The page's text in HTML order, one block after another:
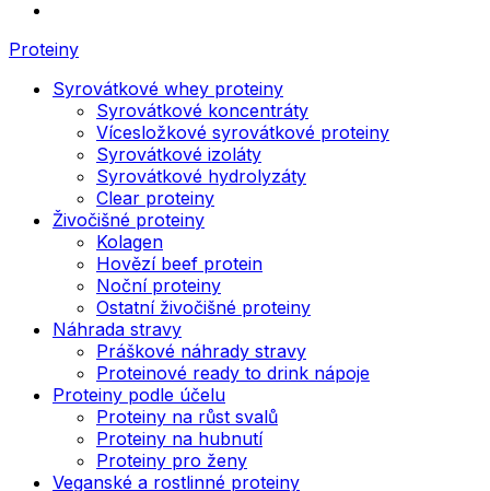
Proteiny
Syrovátkové whey proteiny
Syrovátkové koncentráty
Vícesložkové syrovátkové proteiny
Syrovátkové izoláty
Syrovátkové hydrolyzáty
Clear proteiny
Živočišné proteiny
Kolagen
Hovězí beef protein
Noční proteiny
Ostatní živočišné proteiny
Náhrada stravy
Práškové náhrady stravy
Proteinové ready to drink nápoje
Proteiny podle účelu
Proteiny na růst svalů
Proteiny na hubnutí
Proteiny pro ženy
Veganské a rostlinné proteiny